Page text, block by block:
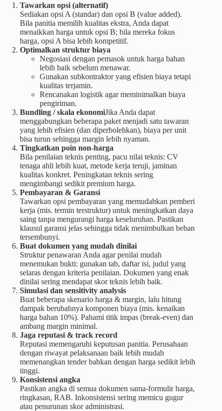
Tawarkan opsi (alternatif)
Sediakan opsi A (standar) dan opsi B (value added).
Bila panitia memilih kualitas ekstra, Anda dapat
menaikkan harga untuk opsi B; bila mereka fokus
harga, opsi A bisa lebih kompetitif.
Optimalkan struktur biaya
Negosiasi dengan pemasok untuk harga bahan
lebih baik sebelum menawar.
Gunakan subkontraktor yang efisien biaya tetapi
kualitas terjamin.
Rencanakan logistik agar meminimalkan biaya
pengiriman.
Bundling / skala ekonomiJika Anda dapat
menggabungkan beberapa paket menjadi satu tawaran
yang lebih efisien (dan diperbolehkan), biaya per unit
bisa turun sehingga margin lebih nyaman.
Tingkatkan poin non-harga
Bila penilaian teknis penting, pacu nilai teknis: CV
tenaga ahli lebih kuat, metode kerja teruji, jaminan
kualitas konkret. Peningkatan teknis sering
mengimbangi sedikit premium harga.
Pembayaran & Garansi
Tawarkan opsi pembayaran yang memudahkan pemberi
kerja (mis. termin terstruktur) untuk meningkatkan daya
saing tanpa mengurangi harga keseluruhan. Pastikan
klausul garansi jelas sehingga tidak menimbulkan beban
tersembunyi.
Buat dokumen yang mudah dinilai
Struktur penawaran Anda agar penilai mudah
menemukan bukti: gunakan tab, daftar isi, judul yang
selaras dengan kriteria penilaian. Dokumen yang enak
dinilai sering mendapat skor teknis lebih baik.
Simulasi dan sensitivity analysis
Buat beberapa skenario harga & margin, lalu hitung
dampak berubahnya komponen biaya (mis. kenaikan
harga bahan 10%). Pahami titik impas (break-even) dan
ambang margin minimal.
Jaga reputasi & track record
Reputasi memengaruhi keputusan panitia. Perusahaan
dengan riwayat pelaksanaan baik lebih mudah
memenangkan tender bahkan dengan harga sedikit lebih
tinggi.
Konsistensi angka
Pastikan angka di semua dokumen sama-formulir harga,
ringkasan, RAB. Inkonsistensi sering memicu gugur
atau penurunan skor administrasi.